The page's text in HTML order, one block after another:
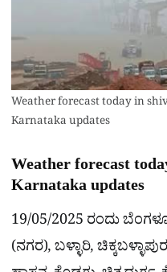
Weather forecast today in
Karnataka updates
Weather forecast
Karnataka updates
19/05/2025 ರಂದು
(ನಗರ), ಬಳ್ಳಾರಿ,